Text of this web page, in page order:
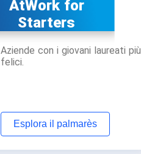
AtWork for
Starters
Aziende con i giovani laureati più
felici.
Esplora il palmarès